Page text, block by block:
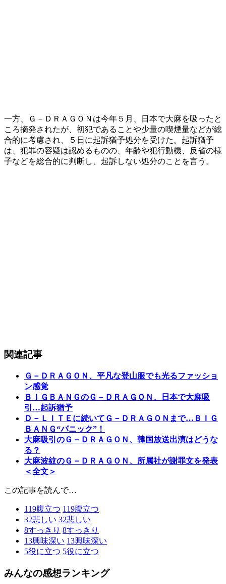
一方、Ｇ－ＤＲＡＧＯＮは今年５月、日本で大麻を吸ったと
ころ摘発されたが、初犯であることや少量の喫煙量などが総
合的に考慮され、５日に起訴猶予処分を受けた。起訴猶予
は、犯罪の容疑は認めるものの、年齢や犯行動機、反省の様
子などを総合的に判断し、起訴しない処分のことを言う。
関連記事
Ｇ－ＤＲＡＧＯＮ、平凡な登山服でも光るファッショ
ン感覚
ＢＩＧＢＡＮＧのＧ－ＤＲＡＧＯＮ、日本で大麻吸
引…起訴猶予
Ｄ－ＬＩＴＥに続いてＧ－ＤＲＡＧＯＮまで…ＢＩＧ
ＢＡＮＧ“パニック”！
大麻吸引のＧ－ＤＲＡＧＯＮ、韓国放送出演はどうな
る？
大麻波紋のＧ－ＤＲＡＧＯＮ、所属社が謝罪文を発表
＜全文＞
この記事を読んで…
119腹立つ 119腹立つ
32悲しい 32悲しい
8すっきり 8すっきり
13興味深い 13興味深い
5役に立つ 5役に立つ
みんなの感想ランキング